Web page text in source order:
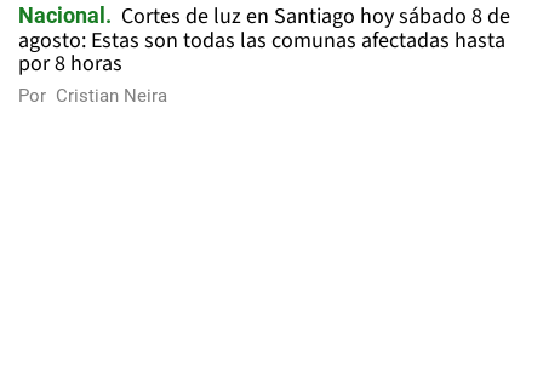
Nacional
Cortes de luz en Santiago hoy sábado 8 de
agosto: Estas son todas las comunas afectadas hasta
por 8 horas
Por Cristian Neira